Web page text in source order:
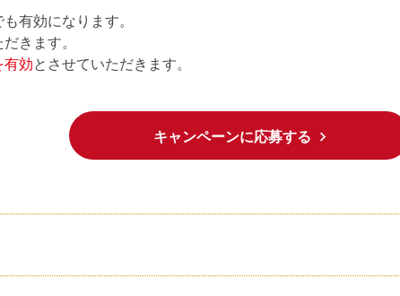
有効になります。
きます。
有効とさせていただきます。
キャンペーンに応募する